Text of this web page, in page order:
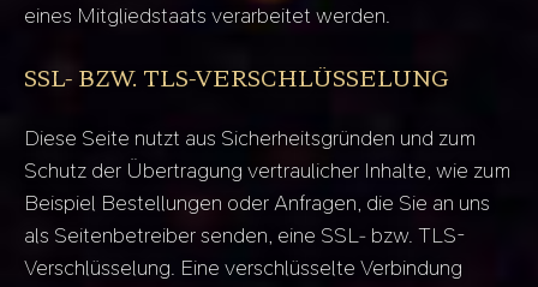
eines Mitgliedstaats verarbeitet werden.
SSL- BZW. TLS-VERSCHLÜSSELUNG
Diese Seite nutzt aus Sicherheitsgründen und zum
Schutz der Übertragung vertraulicher Inhalte, wie zum
Beispiel Bestellungen oder Anfragen, die Sie an uns
als Seitenbetreiber senden, eine SSL- bzw. TLS-
Verschlüsselung. Eine verschlüsselte Verbindung